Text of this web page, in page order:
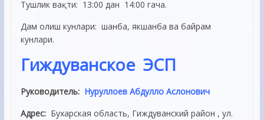
Тушлик вақти: 13:00 дан 14:00 гача.
Дам олиш кунлари: шанба, якшанба ва байрам
кунлари.
Гиждуванское ЭСП
Руководитель: Нуруллоев Абдулло Аслонович
Адрес:Бухарская область, Гиждуванский район , ул.